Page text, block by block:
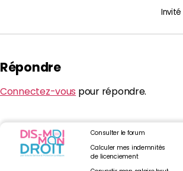
Invité
Répondre
Connectez-vous pour répondre.
Consulter le forum
Calculer mes indemnités
de licenciement